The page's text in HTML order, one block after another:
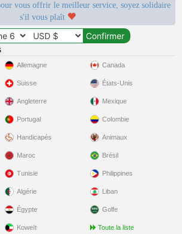
vous offrir le meilleur service, soyez solidaire
s'il vous plaît
Allemagne
Suisse
Angleterre
Portugal
Handicapés
Canada
États-Unis
Mexique
Colombie
Animaux
Maroc
Tunisie
Algérie
Égypte
Koweït
Brésil
Philippines
Liban
Golfe
Toute la liste